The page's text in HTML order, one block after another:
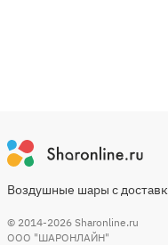
Воздушные шары с
© 2014-2026 Sharonline.ru
ООО "ШАРОНЛАЙН"